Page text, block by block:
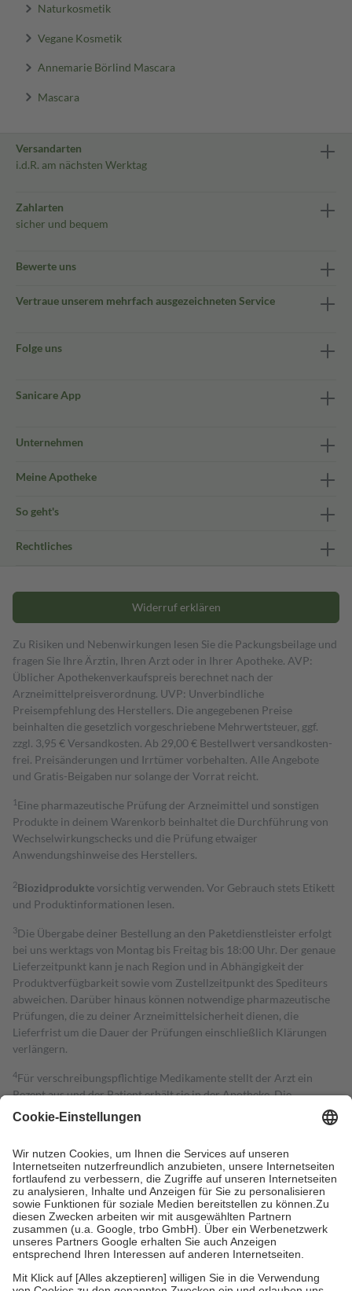
Naturkosmetik
Vegane Kosmetik
Annemarie Börlind Mascara
Mascara
Versandarten
i.d.R. am nächsten Werktag
Zahlarten
sicher und bequem
Bewerte uns
Vertraue unserem mehrfach ausgezeichneten Service
Folge uns
Sanicare App
Unternehmen
Meine Apotheke
So geht's
Rechtliches
Widerruf erklären
Zu Risiken und Nebenwirkungen lesen Sie die Packungsbeilage und
fragen Sie Ihre Ärztin, Ihren Arzt oder in Ihrer Apotheke. AVP:
Üblicher Apothekenverkaufspreis berechnet nach der
Arzneimittelpreisverordnung. UVP: Unverbindliche
Preisempfehlung des Herstellers. Die angegebenen Preise
beinhalten die gesetzlich vorgeschriebene Mehrwertsteuer, ggf.
zzgl. 3,95 € Versandkosten. Ab 29,00 € Bestell­wert versand­kosten­
frei. Preisänderungen und Irrtümer vorbehalten. Alle Angebote
und Gratis-Beigaben nur solange der Vorrat reicht.
1 Eine pharmazeutische Prüfung der Arzneimittel und sonstigen
Produkte in deinem Warenkorb beinhaltet die Durchführung von
Wechselwirkungschecks und die Prüfung etwaiger
Anwendungshinweise des Herstellers.
2Biozidproduktevorsichtig verwenden. Vor Gebrauch stets Etikett
und Produktinformationen lesen.
3Die Übergabe deiner Bestellung an den Paketdienstleister erfolgt
bei uns werktags von Montag bis Freitag bis 18:00 Uhr. Der genaue
Lieferzeitpunkt kann je nach Region und in Abhängigkeit der
Produktverfügbarkeit sowie vom Zustellzeitpunkt des Spediteurs
abweichen. Darüber hinaus können notwendige pharmazeutische
Prüfungen, die zu deiner Arzneimittelsicherheit dienen, die
Lieferfrist um die Dauer der Prüfungen einschließlich Klärungen
verlängern.
4Für verschreibungspflichtige Medikamente stellt der Arzt ein
Rezept aus und der Patient erhält sie in der Apotheke. Die
gesetzliche Krankenversicherung übernimmt in der Regel die
Kosten dafür, der Versicherte trägt einen Teil davon als Zuzahlung
Grundsätzlich leisten Mitglieder Zuzahlungen in Höhe von zehn
Prozent des Abgabepreises,mindestens jedochfünf Euround
höchstens zehn Euro.Es sind jedoch nie mehr als die tatsächlichen
Kosten der Leistung zu entrichten.
Diese Regeln gelten grundsätzlich auch für Online-Apotheken.
Bei Heilmitteln und häuslicher Krankenpflege beträgt die
Zuzahlung zehn Prozent der Kosten sowie zehn Euro je
Verordnung.